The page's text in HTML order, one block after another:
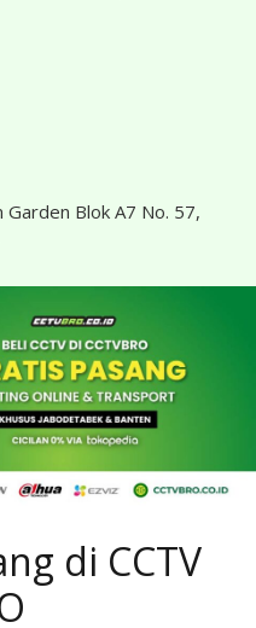
Garden Blok A7 No. 57,
di CCTV